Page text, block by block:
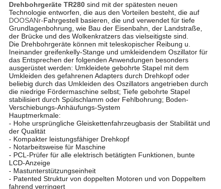
Drehbohrgeräte TR280 sind mit der spätesten neuen
Technologie entworfen, die aus den Vorteilen besteht, die auf
DOOSANr-Fahrgestell basieren, die und verwendet für tiefe
Grundlagenbohrung, wie Bau der Eisenbahn, der Landstraße,
der Brücke und des Wolkenkratzers das vielseitigste sind.
Die Drehbohrgeräte können mit teleskopischer Reibung u.
Ineinander greifenkelly-Stange und umkleidendem Oszillator für
das Entsprechen der folgenden Anwendungen besonders
ausgerüstet werden: Umkleidete gebohrte Stapel mit dem
Umkleiden des gefahrenen Adapters durch Drehkopf oder
beliebig durch das Umkleiden des Oszillators angetrieben durch
die niedrige Fördermaschine selbst; Tiefe gebohrte Stapel
stabilisiert durch Spülschlamm oder Fehlbohrung; Boden-
Verschiebungs-Anhäufungs-System
Hauptmerkmale:
- Hohe ursprüngliche Gleiskettenfahrzeugbasis der Stabilität und
der Qualität
- Kompakter leistungsfähiger Drehkopf
- Notarbeitsweise für Maschine
- PCL-Prüfer für alle elektrisch betätigten Funktionen, bunte
LCD-Anzeige
- Mastunterstützungseinheit
- Patented Struktur von doppelten Motoren und von Doppeltem
fahrend verringert